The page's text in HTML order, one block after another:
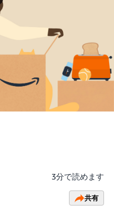
3分で読めます
共有